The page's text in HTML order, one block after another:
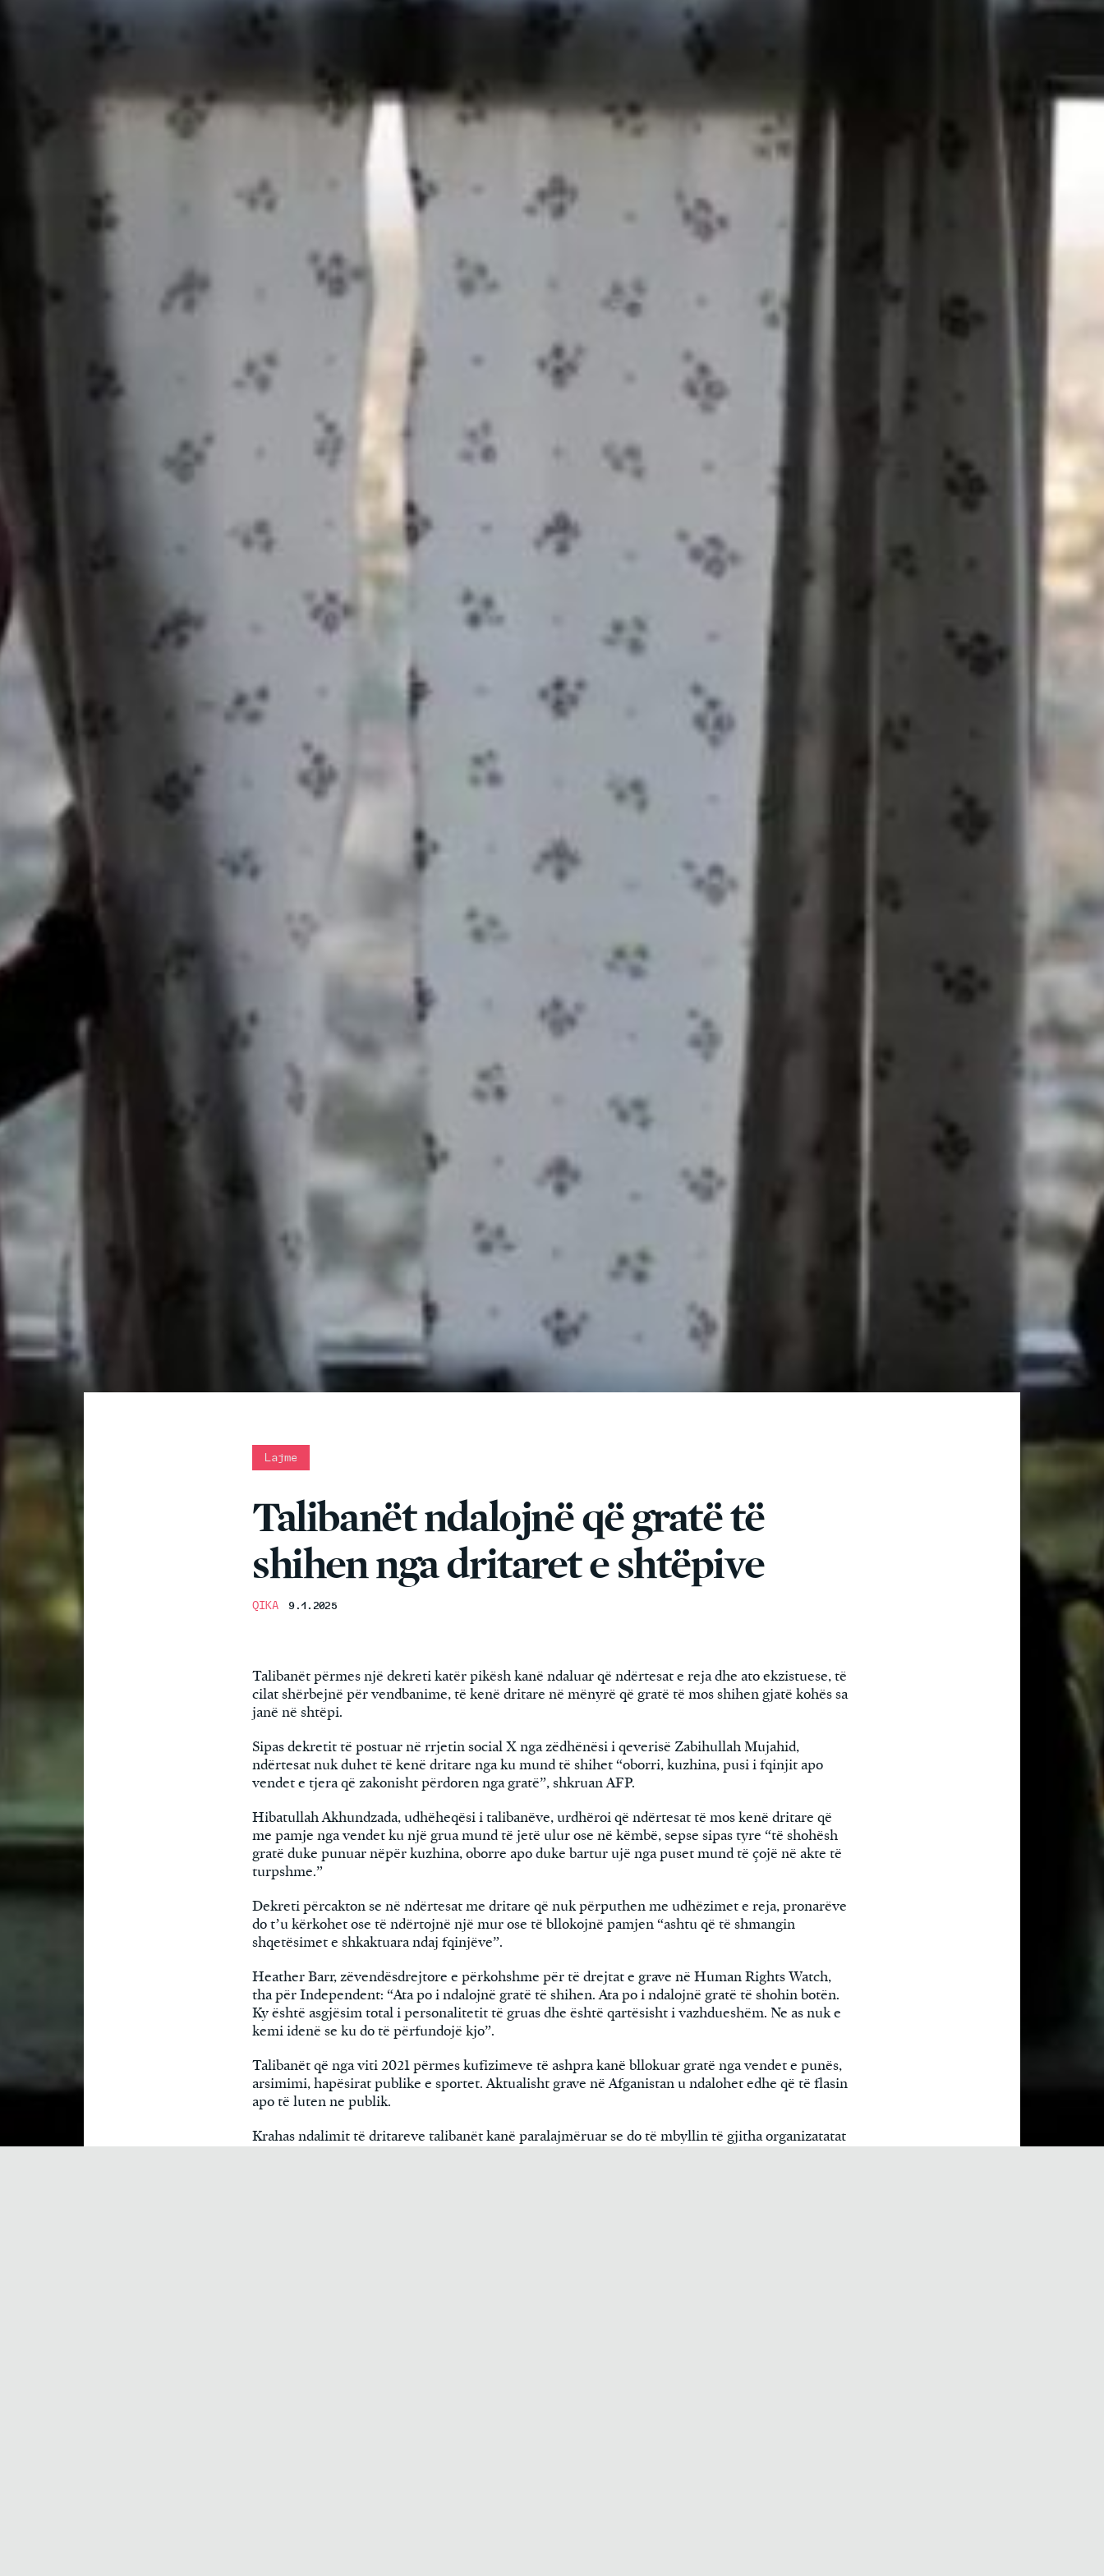
Lajme
Talibanët ndalojnë që gratë të
shihen nga dritaret e shtëpive
QIKA 9.1.2025
Talibanët përmes një dekreti katër pikësh kanë ndaluar që ndërtesat e reja dhe ato ekzistuese, të
cilat shërbejnë për vendbanime, të kenë dritare në mënyrë që gratë të mos shihen gjatë kohës sa
janë në shtëpi.
Sipas dekretit të postuar në rrjetin social X nga zëdhënësi i qeverisë Zabihullah Mujahid,
ndërtesat nuk duhet të kenë dritare nga ku mund të shihet “oborri, kuzhina, pusi i fqinjit apo
vendet e tjera që zakonisht përdoren nga gratë”, shkruan AFP.
Hibatullah Akhundzada, udhëheqësi i talibanëve, urdhëroi që ndërtesat të mos kenë dritare që
me pamje nga vendet ku një grua mund të jetë ulur ose në këmbë, sepse sipas tyre “të shohësh
gratë duke punuar nëpër kuzhina, oborre apo duke bartur ujë nga puset mund të çojë në akte të
turpshme.”
Dekreti përcakton se në ndërtesat me dritare që nuk përputhen me udhëzimet e reja, pronarëve
do t’u kërkohet ose të ndërtojnë një mur ose të bllokojnë pamjen “ashtu që të shmangin
shqetësimet e shkaktuara ndaj fqinjëve”.
Heather Barr, zëvendësdrejtore e përkohshme për të drejtat e grave në Human Rights Watch,
tha për Independent: “Ata po i ndalojnë gratë të shihen. Ata po i ndalojnë gratë të shohin botën.
Ky është asgjësim total i personalitetit të gruas dhe është qartësisht i vazhdueshëm. Ne as nuk e
kemi idenë se ku do të përfundojë kjo”.
Talibanët që nga viti 2021 përmes kufizimeve të ashpra kanë bllokuar gratë nga vendet e punës,
arsimimi, hapësirat publike e sportet. Aktualisht grave në Afganistan u ndalohet edhe që të flasin
apo të luten ne publik.
Krahas ndalimit të dritareve talibanët kanë paralajmëruar se do të mbyllin të gjitha organizatatat